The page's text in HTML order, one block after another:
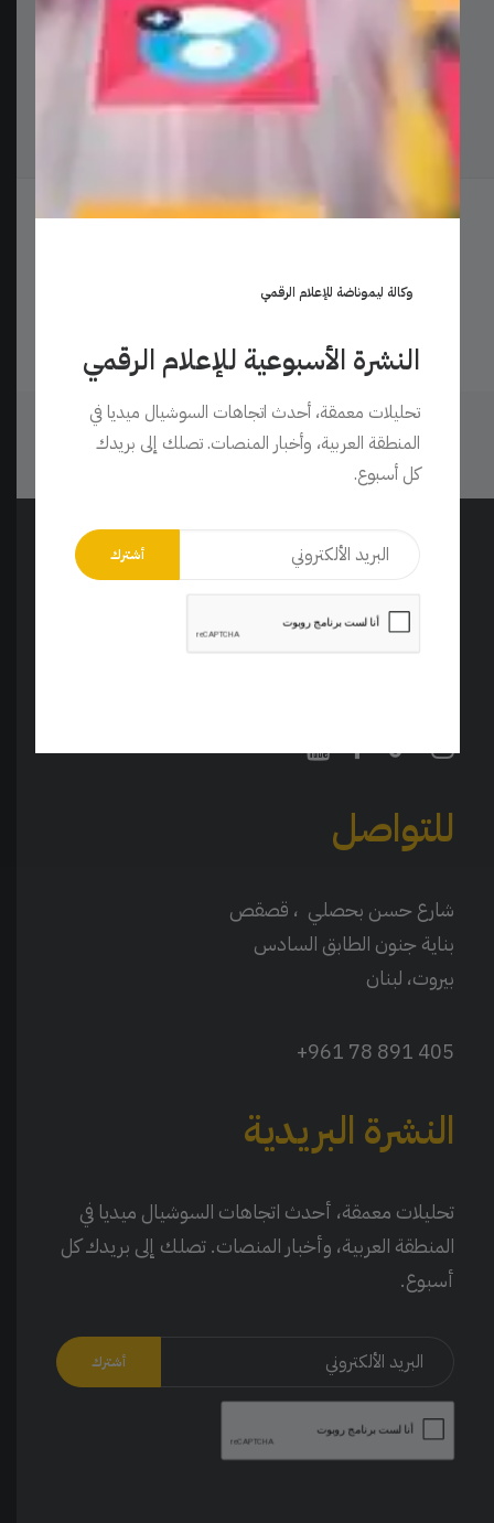
إعلان موشن غرافيك لمبادرة جمعية
أنشييت
يجب أنت تكونمسجل الدخول
البورتفوليو
تابعونا
تواصل معنا عبر قنواتنا على وسائل التواصل الاجتماعي.
للتواصل
شارع حسن بحصلي ، قصقص
بناية جنون الطابق السادس
بيروت، لبنان
405 891 78 961+
النشرة البريدية
تحليلات معمقة، أحدث اتجاهات السوشيال ميديا في
المنطقة العربية، وأخبار المنصات. تصلك إلى بريدك كل
أسبوع.
وكالة ليموناضة للإعلام الرقمي
النشرة الأسبوعية للإعلام الرقمي
تحليلات معمقة، أحدث اتجاهات السوشيال ميديا في
المنطقة العربية، وأخبار المنصات. تصلك إلى بريدك
كل أسبوع.